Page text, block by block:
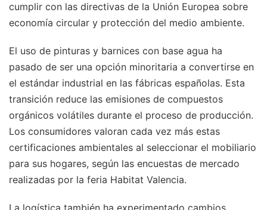
cumplir con las directivas de la Unión Europea sobre
economía circular y protección del medio ambiente.
El uso de pinturas y barnices con base agua ha
pasado de ser una opción minoritaria a convertirse en
el estándar industrial en las fábricas españolas. Esta
transición reduce las emisiones de compuestos
orgánicos volátiles durante el proceso de producción.
Los consumidores valoran cada vez más estas
certificaciones ambientales al seleccionar el mobiliario
para sus hogares, según las encuestas de mercado
realizadas por la feria Habitat Valencia.